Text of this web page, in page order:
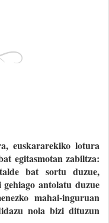
euskararekiko lotura
egitasmotan zabiltza:
bat sortu duzue,
antolatu duzue
mahai-inguruan
nola bizi dituzun